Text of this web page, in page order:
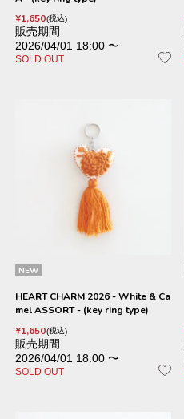
¥1,650 税込
販売期間
2026/04/01 18:00 〜
SOLD OUT
NEW
HEART CHARM 2026 - White & Ca
mel ASSORT - (key ring type)
¥1,650 税込
販売期間
2026/04/01 18:00 〜
SOLD OUT